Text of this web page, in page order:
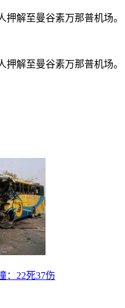
解至曼谷素万那普机场。
解至曼谷素万那普机场。
：22死37伤